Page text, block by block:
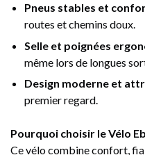
Pneus stables et
routes et chemins doux.
Selle et poignées
même lors de longues
Design moderne et
premier regard.
Pourquoi choisir le Vélo
Ce vélo combine confort,